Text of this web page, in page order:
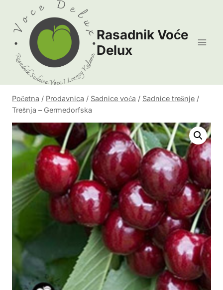
content
Rasadnik Voće
Delux
Početna / Prodavnica / Sadnice voća / Sadnice trešnje /
Trešnja – Germedorfska